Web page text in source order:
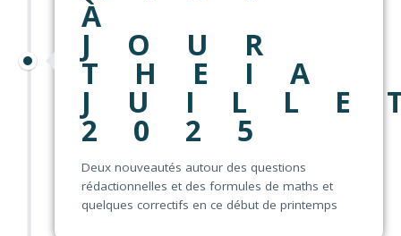
À
JOUR
THEIA
2025
Deux nouveautés autour des questions
rédactionnelles et des formules de maths et
quelques correctifs en ce début de printemps